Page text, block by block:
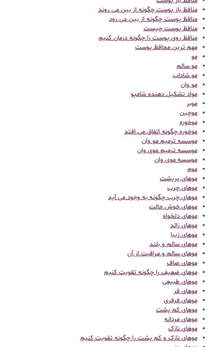
منافظ باز پوست چگونه از بین می روند
منافظ پوست چگونه از بین می رود
منافظ پوست چیست
منافظ روی پوست را چگونه درمان کنیم
مهم ترین محافظ پوست
مو
مو سالم
مو شاداب
مو وان
مواد تشکیل دهنده شامپو
موبر
موچین
موخوره
موخوره چگونه اتفاق می افتد
موسسه ترمیم مو وان
موسسه ترمیم موی وان
موسسه موی وان
موم
موهای پرپشت
موهای چرب
موهای چرب چگونه به وجود می آید
موهای خوش حالت
موهای دلخواه
موهای زائد
موهای زیبا
موهای سالم و بلند
موهای سالم و مراقبت از آن
موهای صاف
موهای ضعیف را چگونه تقویت کنیم
موهای طبیعی
موهای فر
موهای فرفری
موهای کم پشت
موهای مردانه
موهای نازک
موهای نازک و کم پشت را چگونه تقویت کنیم